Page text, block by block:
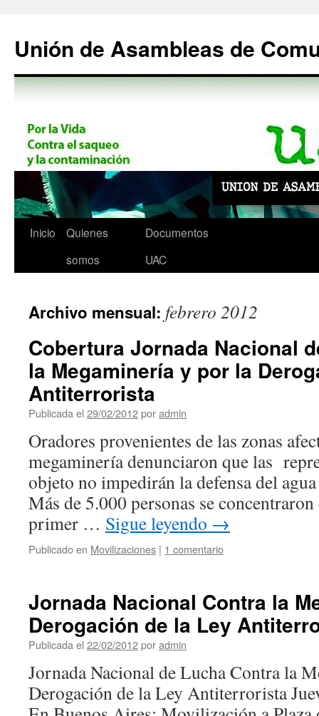
contenido
Unión de Asambleas de
Inicio
Quienes
somos
Documentos
UAC
Archivo mensual: febrero 2012
Cobertura Jornada Nacional
la Megaminería y por la
Antiterrorista
Publicada el 29/02/2012poradmin
Oradores provenientes de las zonas
megaminería denunciaron que las
objeto no impedirán la defensa del
Más de 5.000 personas se
primer … Sigue leyendo →
Publicado en Movilizaciones | 1 comentario
Jornada Nacional Contra la
Derogación de la Ley
Publicada el 22/02/2012poradmin
Jornada Nacional de Lucha Contra la
Derogación de la Ley Antiterrorista